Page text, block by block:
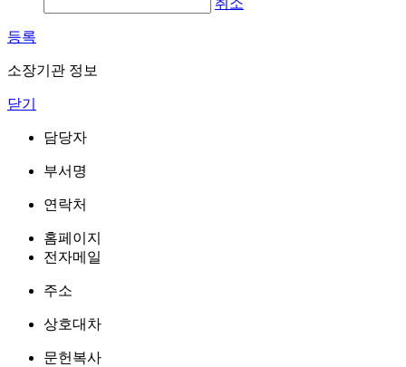
취소
등록
소장기관 정보
닫기
담당자
부서명
연락처
홈페이지
전자메일
주소
상호대차
문헌복사